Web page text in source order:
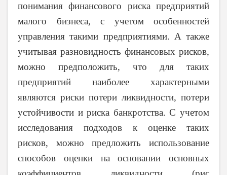
понимания финансового риска предприятий
малого бизнеса, с учетом особенностей
управления такими предприятиями. А также
учитывая разновидность финансовых рисков,
можно предположить, что для таких
предприятий наиболее характерными
являются риски потери ликвидности, потери
устойчивости и риска банкротства. С учетом
исследования подходов к оценке таких
рисков, можно предложить использование
способов оценки на основании основных